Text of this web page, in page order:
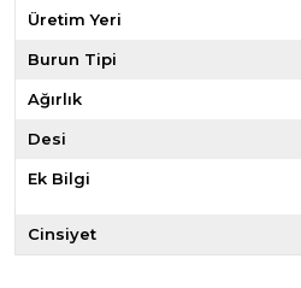
Üretim Yeri
Burun Tipi
Ağırlık
Desi
Ek Bilgi
Cinsiyet